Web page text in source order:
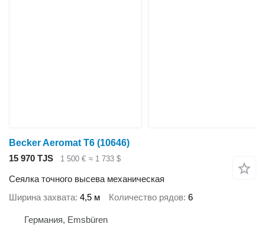
Becker Aeromat T6 (10646)
15 970 TJS
1 500 € ≈ 1 733 $
Сеялка точного высева механическая
Ширина захвата 4,5 м Количество рядов 6
Германия, Emsbüren